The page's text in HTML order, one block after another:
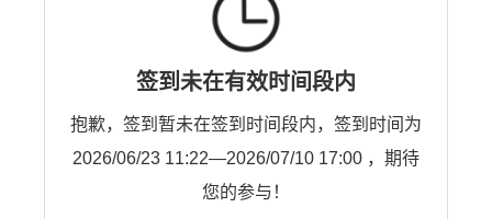
签到未在有效时间段内
抱歉，签到暂未在签到时间段内，签到时间为
2026/06/23 11:22—2026/07/10 17:00 ，期待
您的参与！